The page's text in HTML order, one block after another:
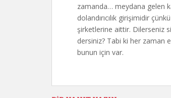
zamanda… meydana gelen
dolandırıcılık girişimidir
şirketlerine aittir. Dilerseniz
dersiniz? Tabi ki her zaman
bunun için var.